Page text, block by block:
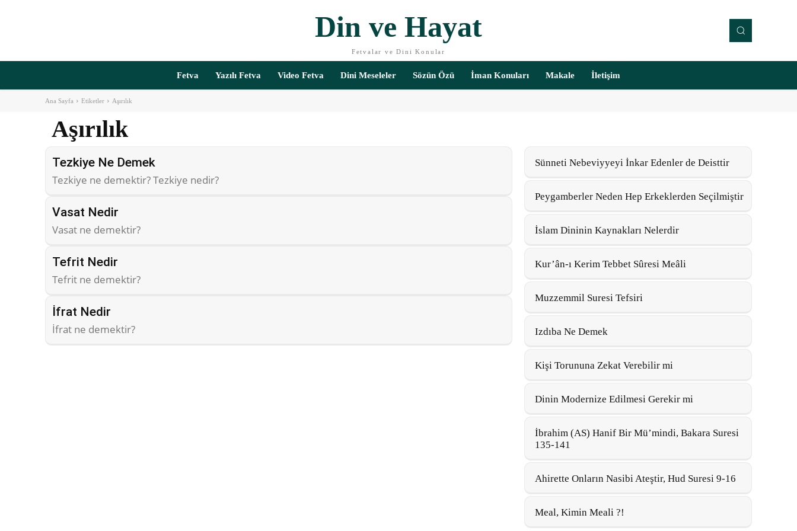
Din ve Hayat
Fetvalar ve Dini Konular
Fetva Yazılı Fetva Video Fetva Dini Meseleler Sözün Özü İman Konuları Makale İletişim
Ana Sayfa Etiketler Aşırılık
Aşırılık
Tezkiye Ne Demek
Tezkiye ne demektir? Tezkiye nedir?
Vasat Nedir
Vasat ne demektir?
Tefrit Nedir
Tefrit ne demektir?
İfrat Nedir
İfrat ne demektir?
Sünneti Nebeviyyeyi İnkar Edenler de Deisttir
Peygamberler Neden Hep Erkeklerden Seçilmiştir
İslam Dininin Kaynakları Nelerdir
Kur’ân-ı Kerim Tebbet Sûresi Meâli
Muzzemmil Suresi Tefsiri
Izdıba Ne Demek
Kişi Torununa Zekat Verebilir mi
Dinin Modernize Edilmesi Gerekir mi
İbrahim (AS) Hanif Bir Mü’mindi, Bakara Suresi
135-141
Ahirette Onların Nasibi Ateştir, Hud Suresi 9-16
Meal, Kimin Meali ?!